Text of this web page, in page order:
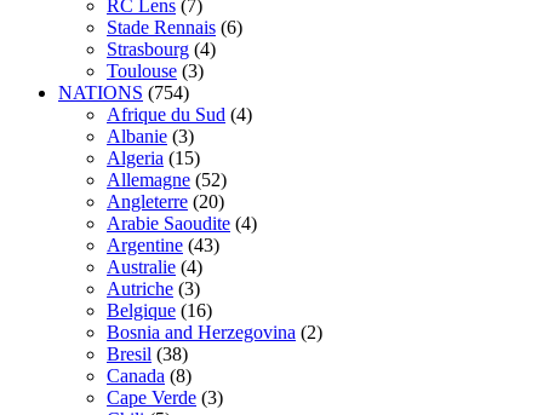
RC Lens (7)
Stade Rennais (6)
Strasbourg (4)
Toulouse (3)
NATIONS (754)
Afrique du Sud (4)
Albanie (3)
Algeria (15)
Allemagne (52)
Angleterre (20)
Arabie Saoudite (4)
Argentine (43)
Australie (4)
Autriche (3)
Belgique (16)
Bosnia and Herzegovina (2)
Bresil (38)
Canada (8)
Cape Verde (3)